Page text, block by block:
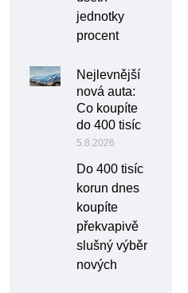
jednotky
procent
Nejlevnější
nová auta:
Co koupíte
do 400 tisíc
5.8.2026
Do 400 tisíc
korun dnes
koupíte
překvapivě
slušný výběr
nových